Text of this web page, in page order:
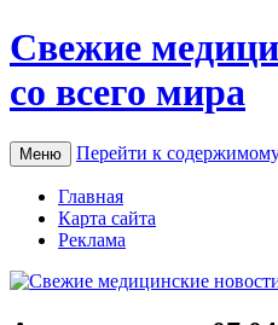
Свежие
со всего мира
Меню Перейти к
Главная
Карта сайта
Реклама